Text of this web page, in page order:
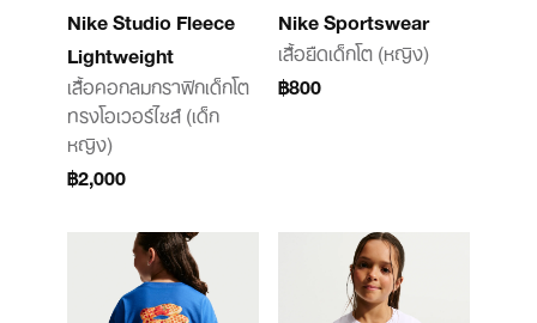
Nike Studio Fleece
Lightweight
เสื้อคอกลมกราฟิกเด็กโต
ทรงโอเวอร์ไซส์ (เด็ก
หญิง)
฿2,000
Nike Sportswear
เสื้อยืดเด็กโต (หญิง)
฿800